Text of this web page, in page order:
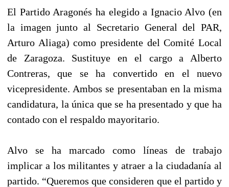
El Partido Aragonés ha elegido a Ignacio Alvo (en
la imagen junto al Secretario General del PAR,
Arturo Aliaga) como presidente del Comité Local
de Zaragoza. Sustituye en el cargo a Alberto
Contreras, que se ha convertido en el nuevo
vicepresidente. Ambos se presentaban en la misma
candidatura, la única que se ha presentado y que ha
contado con el respaldo mayoritario.
Alvo se ha marcado como líneas de trabajo
implicar a los militantes y atraer a la ciudadanía al
partido. “Queremos que consideren que el partido y